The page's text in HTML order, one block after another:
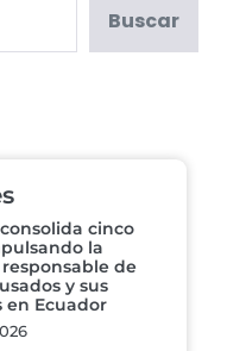
Buscar
consolida cinco
la
de
y sus
en Ecuador